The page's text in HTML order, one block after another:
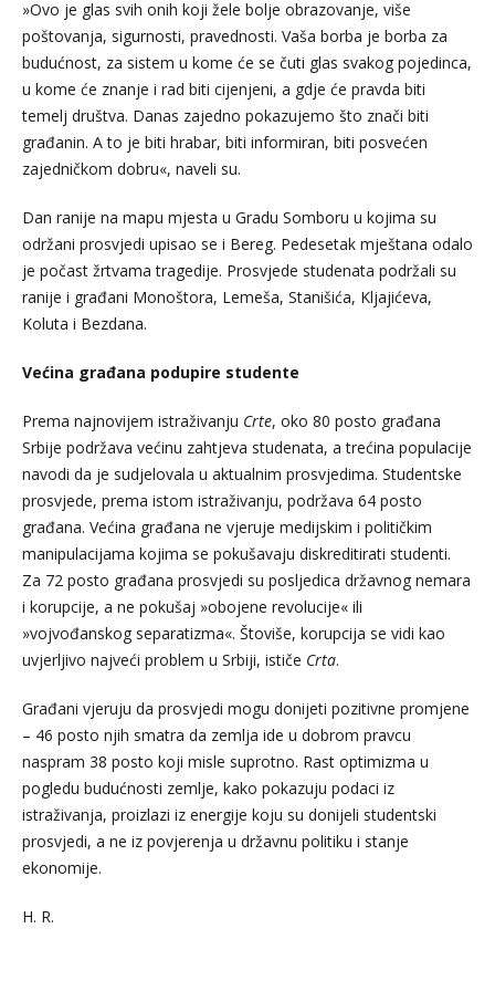
»Ovo je glas svih onih koji žele bolje obrazovanje, više
poštovanja, sigurnosti, pravednosti. Vaša borba je borba za
budućnost, za sistem u kome će se čuti glas svakog pojedinca,
u kome će znanje i rad biti cijenjeni, a gdje će pravda biti
temelj društva. Danas zajedno pokazujemo što znači biti
građanin. A to je biti hrabar, biti informiran, biti posvećen
zajedničkom dobru«, naveli su.
Dan ranije na mapu mjesta u Gradu Somboru u kojima su
održani prosvjedi upisao se i Bereg. Pedesetak mještana odalo
je počast žrtvama tragedije. Prosvjede studenata podržali su
ranije i građani Monoštora, Lemeša, Stanišića, Kljajićeva,
Koluta i Bezdana.
Većina građana podupire studente
Prema najnovijem istraživanju Crte, oko 80 posto građana
Srbije podržava većinu zahtjeva studenata, a trećina populacije
navodi da je sudjelovala u aktualnim prosvjedima. Studentske
prosvjede, prema istom istraživanju, podržava 64 posto
građana. Većina građana ne vjeruje medijskim i političkim
manipulacijama kojima se pokušavaju diskreditirati studenti.
Za 72 posto građana prosvjedi su posljedica državnog nemara
i korupcije, a ne pokušaj »obojene revolucije« ili
»vojvođanskog separatizma«. Štoviše, korupcija se vidi kao
uvjerljivo najveći problem u Srbiji, ističe Crta.
Građani vjeruju da prosvjedi mogu donijeti pozitivne promjene
– 46 posto njih smatra da zemlja ide u dobrom pravcu
naspram 38 posto koji misle suprotno. Rast optimizma u
pogledu budućnosti zemlje, kako pokazuju podaci iz
istraživanja, proizlazi iz energije koju su donijeli studentski
prosvjedi, a ne iz povjerenja u državnu politiku i stanje
ekonomije.
H. R.